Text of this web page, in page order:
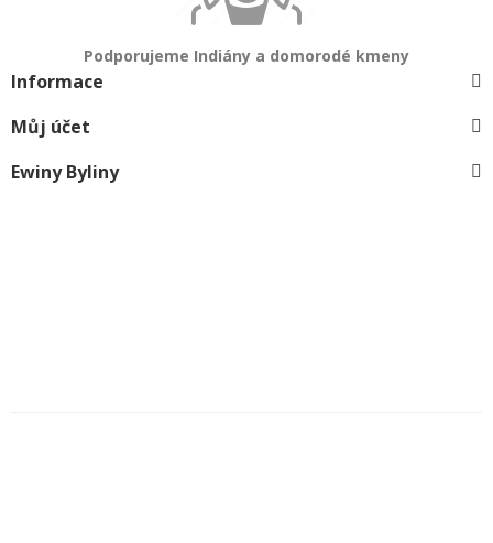
Podporujeme Indiány a domorodé kmeny
Informace
Můj účet
Ewiny Byliny